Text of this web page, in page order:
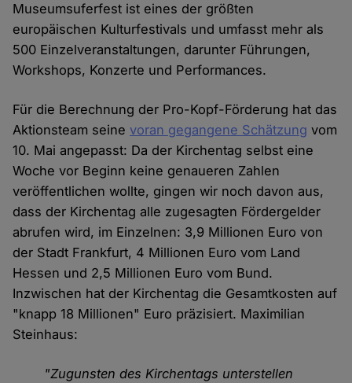
Museumsuferfest ist eines der größten
europäischen Kulturfestivals und umfasst mehr als
500 Einzelveranstaltungen, darunter Führungen,
Workshops, Konzerte und Performances.
Für die Berechnung der Pro-Kopf-Förderung hat das
Aktionsteam seinevoran gegangene Schätzung vom
10. Mai angepasst: Da der Kirchentag selbst eine
Woche vor Beginn keine genaueren Zahlen
veröffentlichen wollte, gingen wir noch davon aus,
dass der Kirchentag alle zugesagten Fördergelder
abrufen wird, im Einzelnen: 3,9 Millionen Euro von
der Stadt Frankfurt, 4 Millionen Euro vom Land
Hessen und 2,5 Millionen Euro vom Bund.
Inzwischen hat der Kirchentag die Gesamtkosten auf
"knapp 18 Millionen" Euro präzisiert. Maximilian
Steinhaus:
"Zugunsten des Kirchentags unterstellen